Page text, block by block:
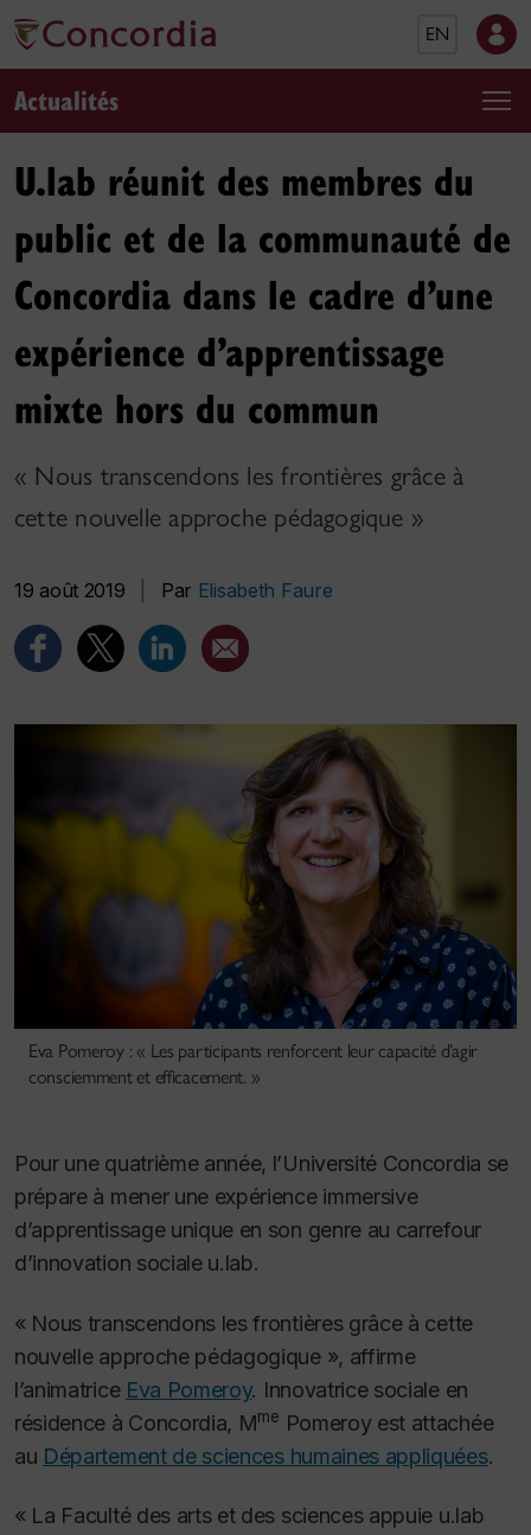
EN
Actualités
U.lab réunit des membres du
public et de la communauté de
Concordia dans le cadre d’une
expérience d’apprentissage
mixte hors du commun
« Nous transcendons les frontières grâce à
cette nouvelle approche pédagogique »
19 août 2019 Par Elisabeth Faure
Eva Pomeroy : « Les participants renforcent leur capacité d’agir
consciemment et efficacement. »
Pour une quatrième année, l’Université Concordia se
prépare à mener une expérience immersive
d’apprentissage unique en son genre au carrefour
d’innovation sociale u.lab.
« Nous transcendons les frontières grâce à cette
nouvelle approche pédagogique », affirme
l’animatrice Eva Pomeroy. Innovatrice sociale en
résidence à Concordia, Mme Pomeroy est attachée
au Département de sciences humaines appliquées.
« La Faculté des arts et des sciences appuie u.lab